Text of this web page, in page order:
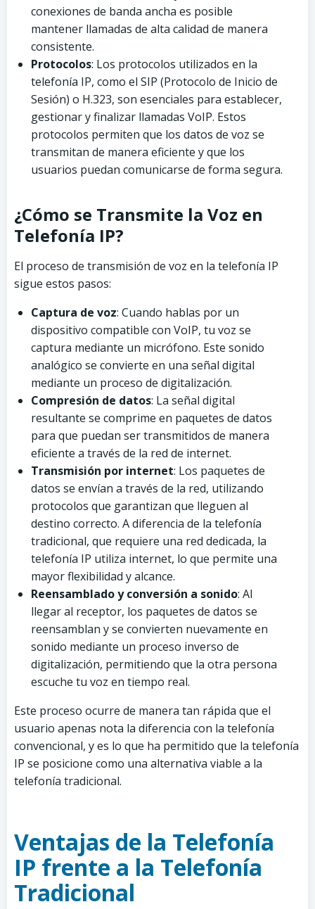
conexiones de banda ancha es posible
mantener llamadas de alta calidad de manera
consistente.
Protocolos: Los protocolos utilizados en la
telefonía IP, como el SIP (Protocolo de Inicio de
Sesión) o H.323, son esenciales para establecer,
gestionar y finalizar llamadas VoIP. Estos
protocolos permiten que los datos de voz se
transmitan de manera eficiente y que los
usuarios puedan comunicarse de forma segura.
¿Cómo se Transmite la Voz en
Telefonía IP?
El proceso de transmisión de voz en la telefonía IP
sigue estos pasos:
Captura de voz: Cuando hablas por un
dispositivo compatible con VoIP, tu voz se
captura mediante un micrófono. Este sonido
analógico se convierte en una señal digital
mediante un proceso de digitalización.
Compresión de datos: La señal digital
resultante se comprime en paquetes de datos
para que puedan ser transmitidos de manera
eficiente a través de la red de internet.
Transmisión por internet: Los paquetes de
datos se envían a través de la red, utilizando
protocolos que garantizan que lleguen al
destino correcto. A diferencia de la telefonía
tradicional, que requiere una red dedicada, la
telefonía IP utiliza internet, lo que permite una
mayor flexibilidad y alcance.
Reensamblado y conversión a sonido: Al
llegar al receptor, los paquetes de datos se
reensamblan y se convierten nuevamente en
sonido mediante un proceso inverso de
digitalización, permitiendo que la otra persona
escuche tu voz en tiempo real.
Este proceso ocurre de manera tan rápida que el
usuario apenas nota la diferencia con la telefonía
convencional, y es lo que ha permitido que la telefonía
IP se posicione como una alternativa viable a la
telefonía tradicional.
Ventajas de la Telefonía
IP frente a la Telefonía
Tradicional